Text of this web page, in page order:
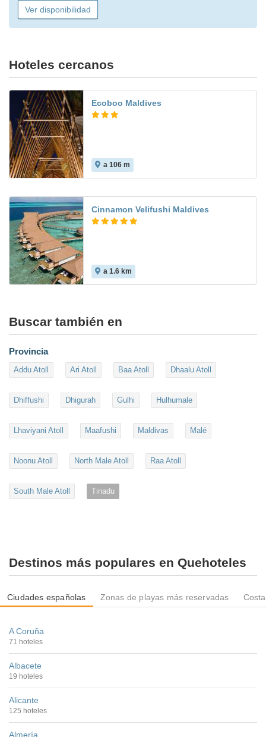
Ver disponibilidad
Hoteles cercanos
Ecoboo Maldives
a 106 m
Cinnamon Velifushi Maldives
a 1.6 km
Buscar también en
Provincia
Addu Atoll Ari Atoll Baa Atoll Dhaalu Atoll
Dhiffushi Dhigurah Gulhi Hulhumale
Lhaviyani Atoll Maafushi Maldivas Malé
Noonu Atoll North Male Atoll Raa Atoll
South Male Atoll Tinadu
Destinos más populares en Quehoteles
Ciudades españolas Zonas de playas más reservadas
A Coruña
71 hoteles
Albacete
19 hoteles
Alicante
125 hoteles
Almería